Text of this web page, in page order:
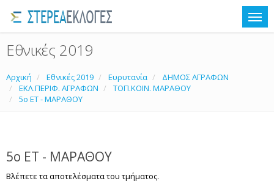
Εθνικές 2019
Αρχική Εθνικές 2019 Ευρυτανία
ΔΗΜΟΣ ΑΓΡΑΦΩΝ
ΕΚΛ.ΠΕΡΙΦ. ΑΓΡΑΦΩΝ
ΤΟΠ.ΚΟΙΝ. ΜΑΡΑΘΟΥ
5ο ΕΤ - ΜΑΡΑΘΟΥ
5ο ΕΤ - ΜΑΡΑΘΟΥ
Βλέπετε τα αποτελέσματα του τμήματος.